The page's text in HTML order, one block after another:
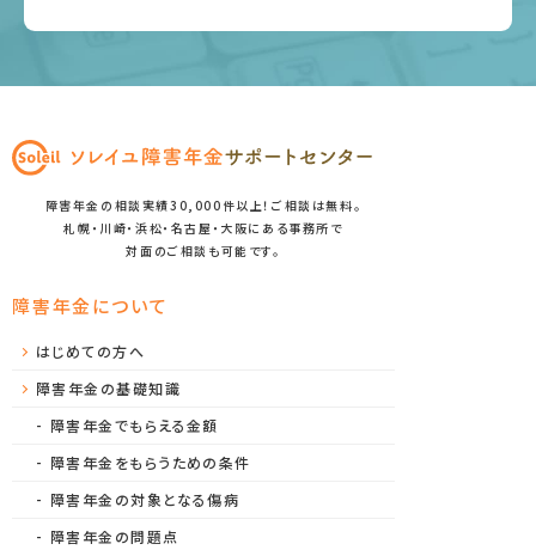
障害年金の相談実績30,000件以上！ご相談は無料。
札幌・川崎・浜松・名古屋・大阪にある事務所で
対面のご相談も可能です。
障害年金について
はじめての方へ
障害年金の基礎知識
障害年金でもらえる金額
障害年金をもらうための条件
障害年金の対象となる傷病
障害年金の問題点